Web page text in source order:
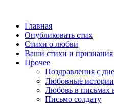
Главная
Опубликовать стих
Стихи о любви
Ваши стихи и признания
Прочее
Поздравления с
Любовные истории
Любовь в письмах
Письмо солдату